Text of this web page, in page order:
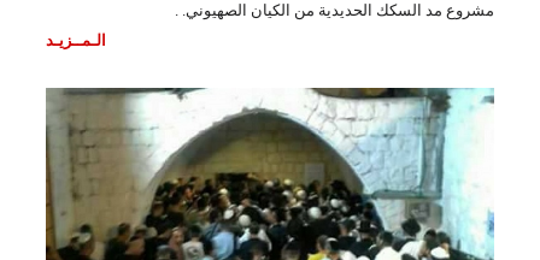
مشروع مد السكك الحديدية من الكيان الصهيوني. .
الـمــزيـد